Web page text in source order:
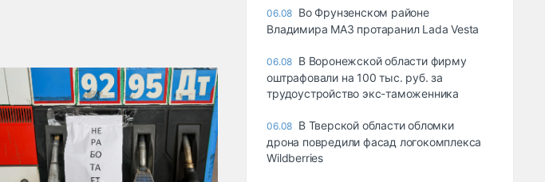
06.08 Во Фрунзенском районе
Владимира МАЗ протаранил Lada Vesta
06.08 В Воронежской области фирму
оштрафовали на 100 тыс. руб. за
трудоустройство экс-таможенника
06.08 В Тверской области обломки
дрона повредили фасад логокомплекса
Wildberries